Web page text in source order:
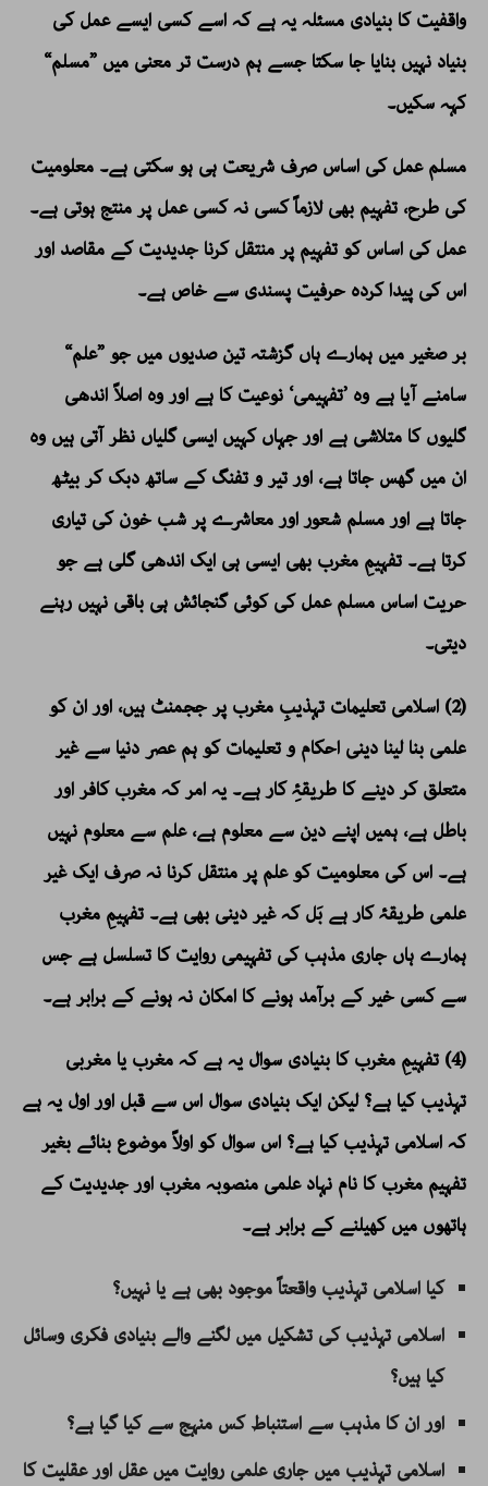
واقفیت کا بنیادی مسئلہ یہ ہے کہ اسے کسی ایسے عمل کی
بنیاد نہیں بنایا جا سکتا جسے ہم درست تر معنی میں ”مسلم“
کہہ سکیں۔
مسلم عمل کی اساس صرف شریعت ہی ہو سکتی ہے۔ معلومیت
کی طرح، تفہیم بھی لازماً کسی نہ کسی عمل پر منتج ہوتی ہے۔
عمل کی اساس کو تفہیم پر منتقل کرنا جدیدیت کے مقاصد اور
اس کی پیدا کردہ حرفیت پسندی سے خاص ہے۔
بر صغیر میں ہمارے ہاں گزشتہ تین صدیوں میں جو ”علم“
سامنے آیا ہے وہ ’تفہیمی‘ نوعیت کا ہے اور وہ اصلاً اندھی
گلیوں کا متلاشی ہے اور جہاں کہیں ایسی گلیاں نظر آتی ہیں وہ
ان میں گھس جاتا ہے، اور تیر و تفنگ کے ساتھ دبک کر بیٹھ
جاتا ہے اور مسلم شعور اور معاشرے پر شب خون کی تیاری
کرتا ہے۔ تفہیمِ مغرب بھی ایسی ہی ایک اندھی گلی ہے جو
حریت اساس مسلم عمل کی کوئی گنجائش ہی باقی نہیں رہنے
دیتی۔
(2) اسلامی تعلیمات تہذیبِ مغرب پر ججمنٹ ہیں، اور ان کو
علمی بنا لینا دینی احکام و تعلیمات کو ہم عصر دنیا سے غیر
متعلق کر دینے کا طریقۂِ کار ہے۔ یہ امر کہ مغرب کافر اور
باطل ہے، ہمیں اپنے دین سے معلوم ہے، علم سے معلوم نہیں
ہے۔ اس کی معلومیت کو علم پر منتقل کرنا نہ صرف ایک غیر
علمی طریقۂ کار ہے بَل کہ غیر دینی بھی ہے۔ تفہیمِ مغرب
ہمارے ہاں جاری مذہب کی تفہیمی روایت کا تسلسل ہے جس
سے کسی خیر کے برآمد ہونے کا امکان نہ ہونے کے برابر ہے۔
(4) تفہیمِ مغرب کا بنیادی سوال یہ ہے کہ مغرب یا مغربی
تہذیب کیا ہے؟ لیکن ایک بنیادی سوال اس سے قبل اور اول یہ ہے
کہ اسلامی تہذیب کیا ہے؟ اس سوال کو اولاً موضوع بنائے بغیر
تفہیم مغرب کا نام نہاد علمی منصوبہ مغرب اور جدیدیت کے
ہاتھوں میں کھیلنے کے برابر ہے۔
کیا اسلامی تہذیب واقعتاً موجود بھی ہے یا نہیں؟
اسلامی تہذیب کی تشکیل میں لگنے والے بنیادی فکری وسائل
کیا ہیں؟
اور ان کا مذہب سے استنباط کس منہج سے کیا گیا ہے؟
اسلامی تہذیب میں جاری علمی روایت میں عقل اور عقلیت کا